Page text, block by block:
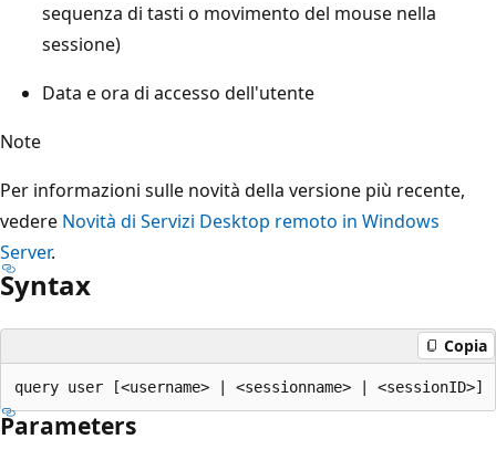
sequenza di tasti o movimento del mouse nella
sessione)
Data e ora di accesso dell'utente
Note
Per informazioni sulle novità della versione più recente,
vedere Novità di Servizi Desktop remoto in Windows
Server.
Syntax
Copia
Parameters